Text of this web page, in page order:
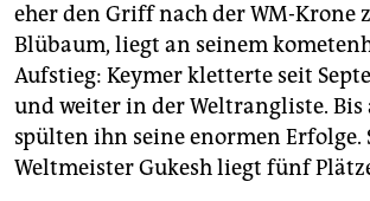
eher den Griff nach der WM-Krone
Blübaum, liegt an seinem
Aufstieg: Keymer kletterte seit
und weiter in der Weltrangliste. Bis
spülten ihn seine enormen Erfolge.
Weltmeister Gukesh liegt fünf